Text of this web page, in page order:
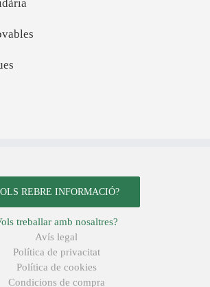
REBRE INFORMACIÓ?
treballar amb nosaltres?
Avís legal
Política de privacitat
Política de cookies
Condicions de compra